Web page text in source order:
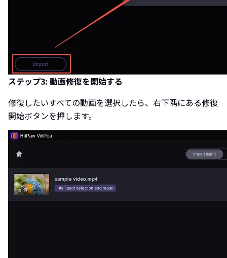
ステップ3: 動画修復を開始する
修復したいすべての動画を選択したら、右下隅にある修復
開始ボタンを押します。